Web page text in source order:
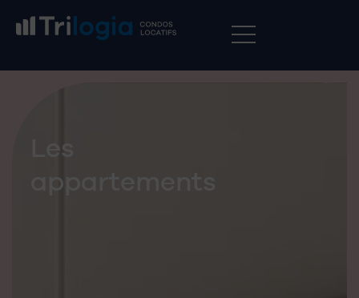
RÉSERVEZ MAINTENANT
Les
appartements